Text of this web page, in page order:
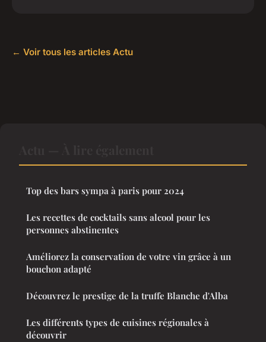
← Voir tous les articles Actu
Top des bars sympa à paris pour 2024
Les recettes de cocktails sans alcool pour les
personnes abstinentes
Améliorez la conservation de votre vin grâce à un
bouchon adapté
Découvrez le prestige de la truffe Blanche d'Alba
Les différents types de cuisines régionales à
découvrir